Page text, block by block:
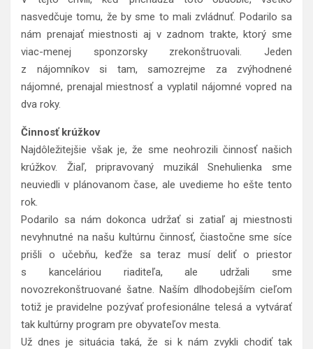
nasvedčuje tomu, že by sme to mali zvládnuť. Podarilo sa
nám prenajať miestnosti aj v zadnom trakte, ktorý sme
viac-menej sponzorsky zrekonštruovali. Jeden
z nájomníkov si tam, samozrejme za zvýhodnené
nájomné, prenajal miestnosť a vyplatil nájomné vopred na
dva roky.
Činnosť krúžkov
Najdôležitejšie však je, že sme neohrozili činnosť našich
krúžkov. Žiaľ, pripravovaný muzikál Snehulienka sme
neuviedli v plánovanom čase, ale uvedieme ho ešte tento
rok.
Podarilo sa nám dokonca udržať si zatiaľ aj miestnosti
nevyhnutné na našu kultúrnu činnosť, čiastočne sme síce
prišli o učebňu, keďže sa teraz musí deliť o priestor
s kanceláriou riaditeľa, ale udržali sme
novozrekonštruované šatne. Naším dlhodobejším cieľom
totiž je pravidelne pozývať profesionálne telesá a vytvárať
tak kultúrny program pre obyvateľov mesta.
Už dnes je situácia taká, že si k nám zvykli chodiť tak